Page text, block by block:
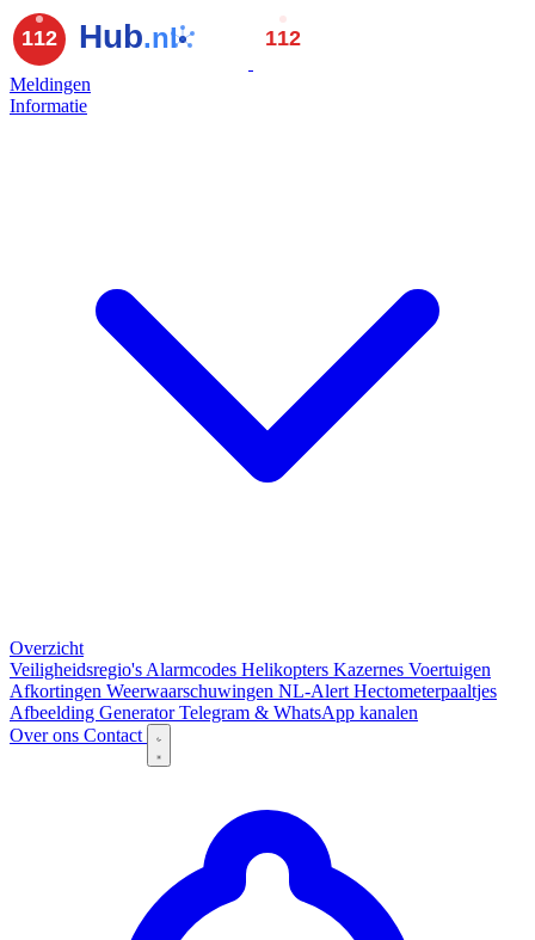
Meldingen
Informatie
Overzicht
Veiligheidsregio's Alarmcodes Helikopters Kazernes Voertuigen
Afkortingen Weerwaarschuwingen NL-Alert Hectometerpaaltjes
Afbeelding GeneratorTelegram & WhatsApp kanalen
Over ons Contact